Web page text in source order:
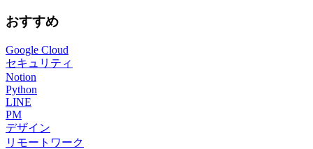
おすすめ
Google Cloud
セキュリティ
Notion
Python
LINE
PM
デザイン
リモートワーク